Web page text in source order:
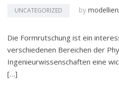
UNCATEGORIZED by
Die Formrutschung ist ein
verschiedenen Bereichen der
Ingenieurwissenschaften eine
[…]